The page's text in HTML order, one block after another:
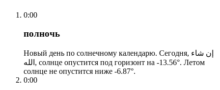
0:00
полночь
Новый день по солнечному календарю. Сегодня, إن شاء
الله, солнце опустится под горизонт на -13.56°. Летом
солнце не опустится ниже -6.87°.
0:00